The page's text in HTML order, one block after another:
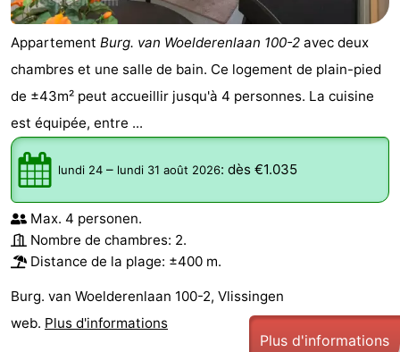
Appartement Burg. van Woelderenlaan 100-2 avec deux
chambres et une salle de bain. Ce logement de plain-pied
de ±43m² peut accueillir jusqu'à 4 personnes. La cuisine
est équipée, entre ...
lundi 24 – lundi 31 août 2026: dès €1.035
Max. 4 personen.
Nombre de chambres: 2.
Distance de la plage: ±400 m.
Burg. van Woelderenlaan 100-2, Vlissingen
web. Plus d'informations
Plus d'informations